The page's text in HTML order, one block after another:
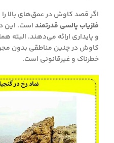
اگر قصد کاوش در عمق‌های بالا را
فلزیاب پالسی قدرتمنداست. این
و پایداری ارائه می‌دهند. البته
کاوش در چنین مناطقی بدون
خطرناک و غیرقانونی است.